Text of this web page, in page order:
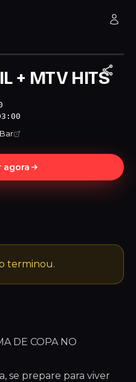
+ MTV HITS
agora
DE COPA NO
se prepare para viver
terminou.